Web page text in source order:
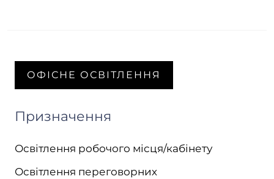
ОФІСНЕ ОСВІТЛЕННЯ
Призначення
Освітлення робочого місця/кабінету
Освітлення переговорних